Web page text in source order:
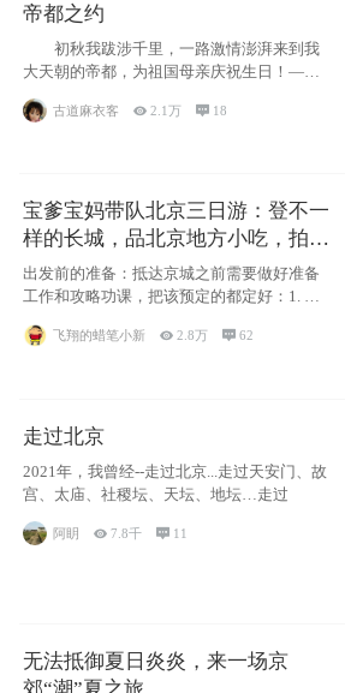
帝都之约
初秋我跋涉千里，一路激情澎湃来到我
大天朝的帝都，为祖国母亲庆祝生日！——
古道麻衣客 2.1万  18
宝爹宝妈带队北京三日游：登不一
样的长城，品北京地方小吃，拍盘
古七星夜景！
出发前的准备：抵达京城之前需要做好准备
工作和攻略功课，把该预定的都定好：1. 酒
飞翔的蜡笔小新 2.8万 62
走过北京
2021年，我曾经--走过北京...走过天安门、故
宫、太庙、社稷坛、天坛、地坛…走过
阿眀 7.8千  11
无法抵御夏日炎炎，来一场京